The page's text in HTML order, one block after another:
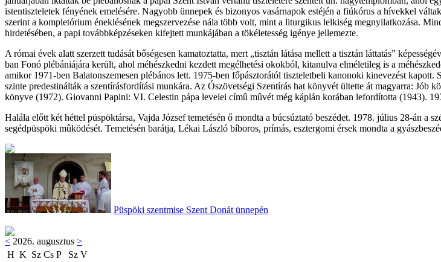
istentiszteletek fényének emelésére. Nagyobb ünnepek és bizonyos vasárnapok estéjén a fiúkórus a hívekkel
szerint a kompletórium éneklésének megszervezése nála több volt, mint a liturgikus lelkiség megnyilatkozása.
hirdetésében, a papi továbbképzéseken kifejtett munkájában a tökéletesség igénye jellemezte.
A római évek alatt szerzett tudását bőségesen kamatoztatta, mert „tisztán látása mellett a tisztán láttatás”
ban Fonó plébániájára került, ahol méhészkedni kezdett megélhetési okokból, kitanulva elméletileg is a
amikor 1971-ben Balatonszemesen plébános lett. 1975-ben főpásztorától tiszteletbeli kanonoki kinevezést
szinte predestinálták a szentírásfordítási munkára. Az Ószövetségi Szentírás hat könyvét ültette át magyarra:
könyve (1972). Giovanni Papini: VI. Celestin pápa levelei címû mûvét még káplán korában lefordította (1943).
Halála előtt két héttel püspöktársa, Vajda József temetésén ő mondta a búcsúztató beszédet. 1978. július 28-án a
segédpüspöki mûködését. Temetésén barátja, Lékai László bíboros, prímás, esztergomi érsek mondta a
Püspöki szentmise Szent Donát ünnepén
< 2026. augusztus >
H K Sz Cs P Sz V